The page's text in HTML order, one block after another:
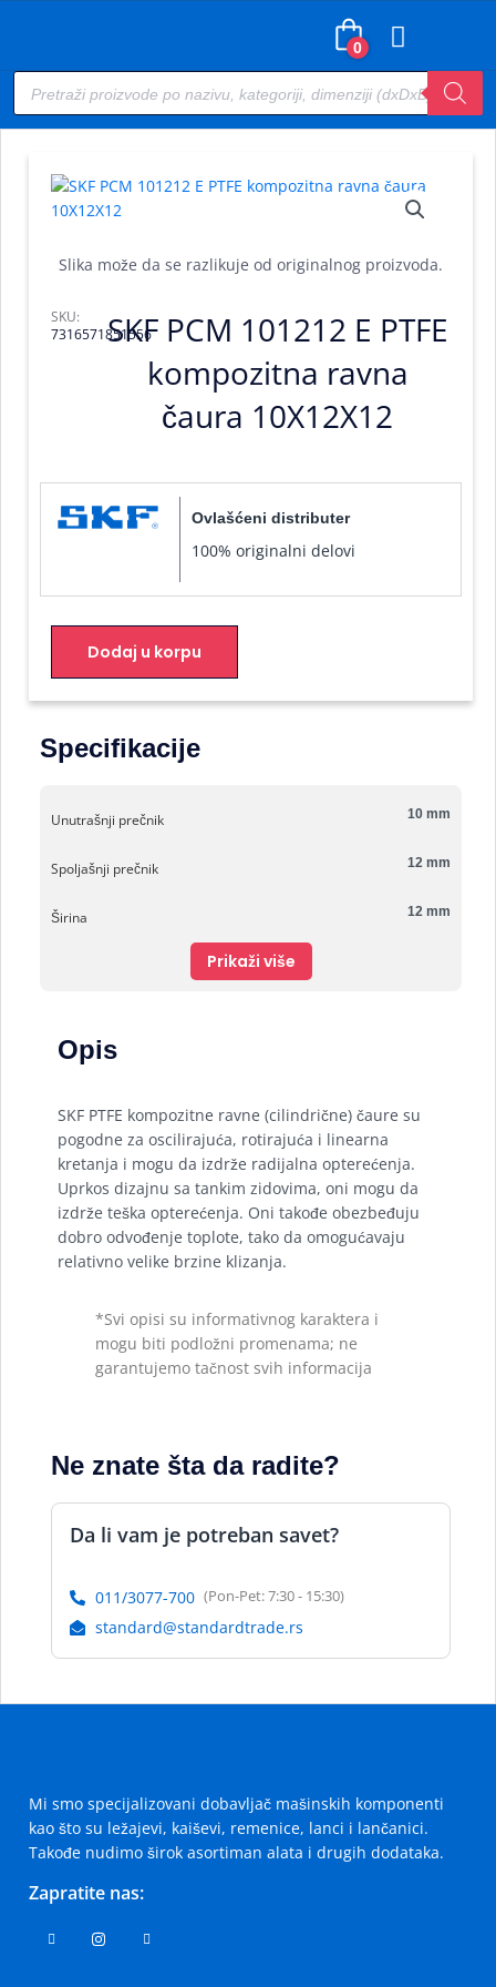
0
Products
search
Slika može da se razlikuje od originalnog proizvoda.
SKF PCM 101212 E PTFE
kompozitna ravna
čaura 10X12X12
SKU:
7316571851556
Ovlašćeni distributer
100% originalni delovi
Dodaj u korpu
Specifikacije
Unutrašnji prečnik 10 mm
Spoljašnji prečnik 12 mm
Širina 12 mm
Prikaži više
Opis
SKF PTFE kompozitne ravne (cilindrične) čaure su
pogodne za oscilirajuća, rotirajuća i linearna
kretanja i mogu da izdrže radijalna opterećenja.
Uprkos dizajnu sa tankim zidovima, oni mogu da
izdrže teška opterećenja. Oni takođe obezbeđuju
dobro odvođenje toplote, tako da omogućavaju
relativno velike brzine klizanja.
*Svi opisi su informativnog karaktera i
mogu biti podložni promenama; ne
garantujemo tačnost svih informacija
Ne znate šta da radite?
Da li vam je potreban savet?
011/3077-700 (Pon-Pet: 7:30 - 15:30)
standard@standardtrade.rs
Mi smo specijalizovani dobavljač mašinskih komponenti
kao što su ležajevi, kaiševi, remenice, lanci i lančanici.
Takođe nudimo širok asortiman alata i drugih dodataka.
Zapratite nas: